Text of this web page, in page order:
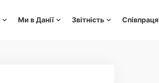
Ми в Данії Звітність Співпраця